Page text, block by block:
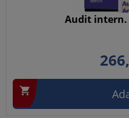
Audit
266,
